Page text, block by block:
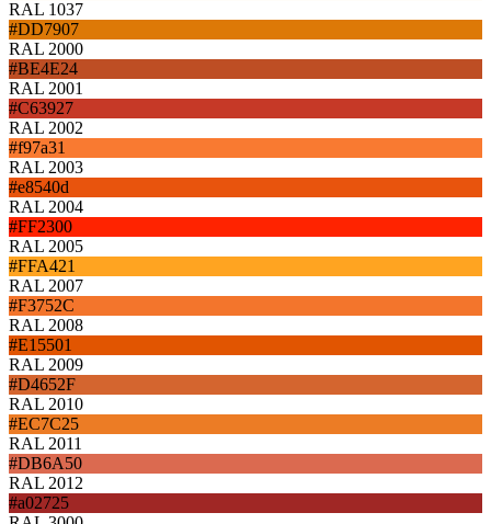
RAL 1037
#DD7907
RAL 2000
#BE4E24
RAL 2001
#C63927
RAL 2002
#f97a31
RAL 2003
#e8540d
RAL 2004
#FF2300
RAL 2005
#FFA421
RAL 2007
#F3752C
RAL 2008
#E15501
RAL 2009
#D4652F
RAL 2010
#EC7C25
RAL 2011
#DB6A50
RAL 2012
#a02725